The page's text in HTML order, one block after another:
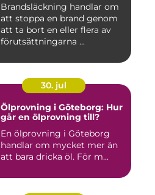
Brandsläckning handlar om
att stoppa en brand genom
att ta bort en eller flera av
förutsättningarna ...
30. jul
Ölprovning i Göteborg: Hur
går en ölprovning till?
En ölprovning i Göteborg
handlar om mycket mer än
att bara dricka öl. För m...